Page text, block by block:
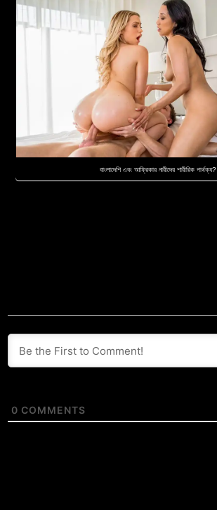
বাংলাদেশি এবং আফ্রিকার নারীদের শারীরিক পার্থক্য?
0 COMMENTS